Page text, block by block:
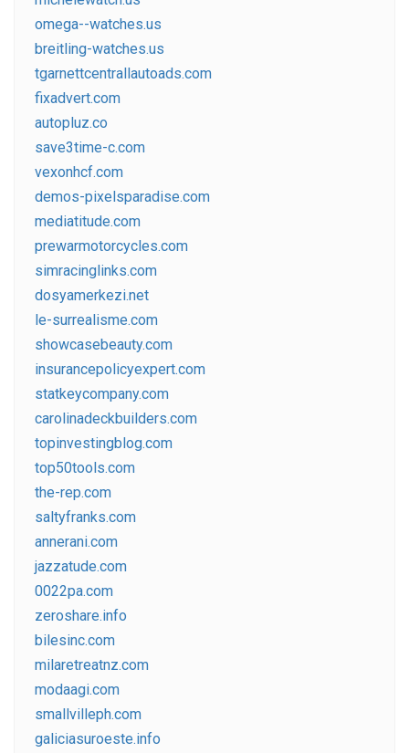
omega--watches.us
breitling-watches.us
tgarnettcentrallautoads.com
fixadvert.com
autopluz.co
save3time-c.com
vexonhcf.com
demos-pixelsparadise.com
mediatitude.com
prewarmotorcycles.com
simracinglinks.com
dosyamerkezi.net
le-surrealisme.com
showcasebeauty.com
insurancepolicyexpert.com
statkeycompany.com
carolinadeckbuilders.com
topinvestingblog.com
top50tools.com
the-rep.com
saltyfranks.com
annerani.com
jazzatude.com
0022pa.com
zeroshare.info
bilesinc.com
milaretreatnz.com
modaagi.com
smallvilleph.com
galiciasuroeste.info